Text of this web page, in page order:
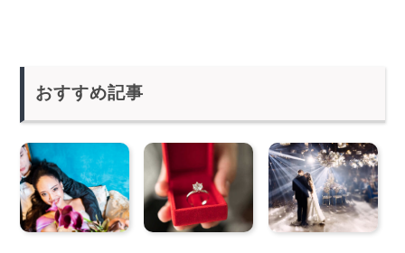
おすすめ記事